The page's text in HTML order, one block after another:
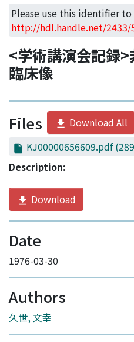
Access Statistics
Library Network
Please use this identifier
http://hdl.handle.net/2433/
<学術講演会記録
臨床像
Files
Download All
KJ00000656609.pdf
Description:
Download
Date
1976-03-30
Authors
久世, 文幸